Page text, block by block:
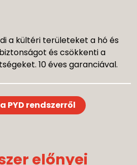
a kültéri területeket a hó és
és csökkenti a
10 éves garanciával.
PYD rendszerről
előnyei